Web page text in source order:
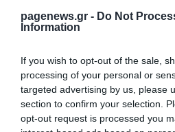
pagenews.gr - Do Not
Information
If you wish to opt-out of the sale,
processing of your personal or
targeted advertising by us, please
section to confirm your selection.
opt-out request is processed you
Αλεξάνδρου, συνιδρυτής της
Πάρου.